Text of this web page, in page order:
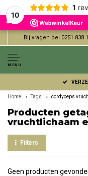
10
1
Bij vragen bel 0251 838
MENU
Home Tags cordyceps
Producten
vruchtlichaam
Filters
Geen producten